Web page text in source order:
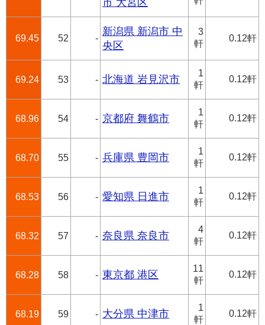
市 大宮区
69.45 52 -
新潟県 新潟市 中
央区
3
軒
0.12軒
69.24 53 - 北海道 岩見沢市
1
軒
0.12軒
68.96 54 - 京都府 舞鶴市
1
軒
0.12軒
68.70 55 - 兵庫県 豊岡市
1
軒
0.12軒
68.53 56 - 愛知県 日進市
1
軒
0.12軒
68.32 57 - 奈良県 奈良市
4
軒
0.12軒
68.28 58 - 東京都 港区
11
軒
0.12軒
68.19 59 - 大分県 中津市
1
軒
0.12軒